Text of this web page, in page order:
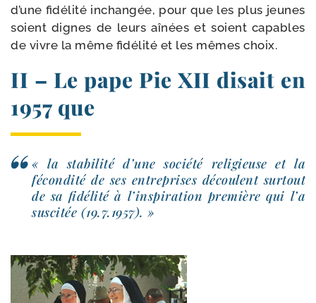
d’une fidé­li­té inchan­gée, pour que les plus jeunes
soient dignes de leurs aînées et soient capables
de vivre la même fidé­li­té et les mêmes choix.
II – Le pape Pie XII disait en
1957 que
« la sta­bi­li­té d’une socié­té reli­gieuse et la
fécon­di­té de ses entre­prises découlent sur­tout
de sa fidé­li­té à l’inspiration pre­mière qui l’a
sus­ci­tée (19.7.1957). »